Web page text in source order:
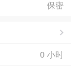
保密
0 小时